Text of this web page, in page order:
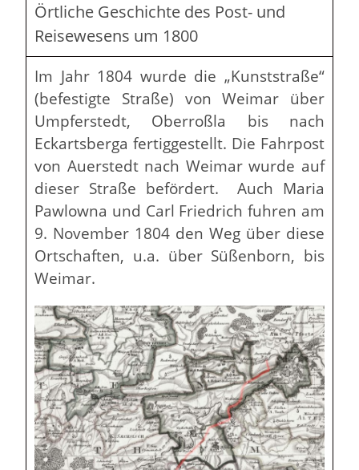
Örtliche Geschichte des Post- und
Reisewesens um 1800
Im Jahr 1804 wurde die „Kunststraße“
(befestigte Straße) von Weimar über
Umpferstedt, Oberroßla bis nach
Eckartsberga fertiggestellt. Die Fahrpost
von Auerstedt nach Weimar wurde auf
dieser Straße befördert. Auch Maria
Pawlowna und Carl Friedrich fuhren am
9. November 1804 den Weg über diese
Ortschaften, u.a. über Süßenborn, bis
Weimar.